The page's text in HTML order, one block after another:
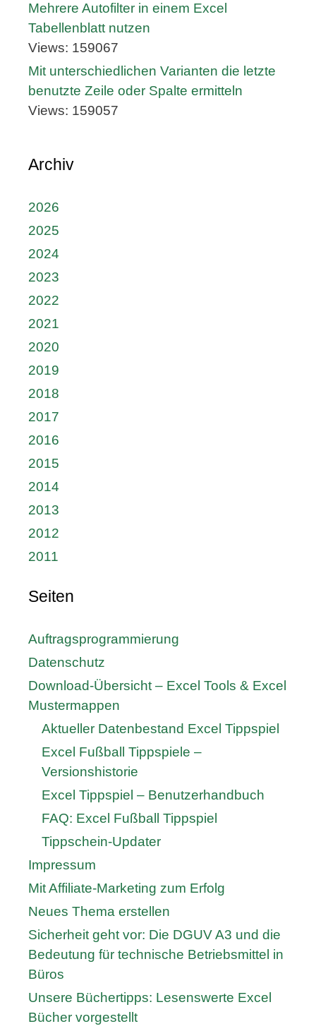
Mehrere Autofilter in einem Excel
Tabellenblatt nutzen
Views: 159067
Mit unterschiedlichen Varianten die letzte
benutzte Zeile oder Spalte ermitteln
Views: 159057
Archiv
2026
2025
2024
2023
2022
2021
2020
2019
2018
2017
2016
2015
2014
2013
2012
2011
Seiten
Auftragsprogrammierung
Datenschutz
Download-Übersicht – Excel Tools & Excel
Mustermappen
Aktueller Datenbestand Excel Tippspiel
Excel Fußball Tippspiele –
Versionshistorie
Excel Tippspiel – Benutzerhandbuch
FAQ: Excel Fußball Tippspiel
Tippschein-Updater
Impressum
Mit Affiliate-Marketing zum Erfolg
Neues Thema erstellen
Sicherheit geht vor: Die DGUV A3 und die
Bedeutung für technische Betriebsmittel in
Büros
Unsere Büchertipps: Lesenswerte Excel
Bücher vorgestellt